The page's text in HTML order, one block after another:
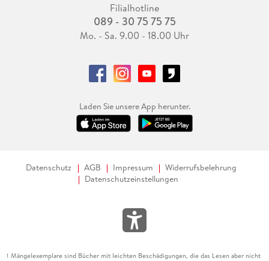
Filialhotline
089 - 30 75 75 75
Mo. - Sa. 9.00 - 18.00 Uhr
Laden Sie unsere App herunter.
Datenschutz AGB Impressum
Widerrufsbelehrung
Datenschutzeinstellungen
1 Mängelexemplare sind Bücher mit leichten Beschädigungen, die das Lesen aber nicht